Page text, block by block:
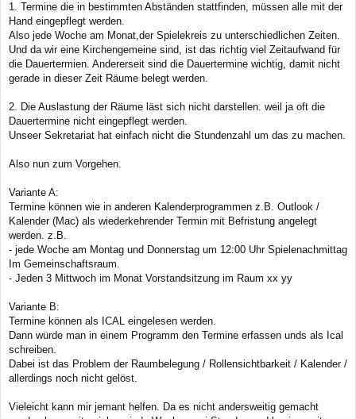
1. Termine die in bestimmten Abständen stattfinden, müssen alle mit der
Hand eingepflegt werden.
Also jede Woche am Monat,der Spielekreis zu unterschiedlichen Zeiten.
Und da wir eine Kirchengemeine sind, ist das richtig viel Zeitaufwand für
die Dauertermien. Andererseit sind die Dauertermine wichtig, damit nicht
gerade in dieser Zeit Räume belegt werden.
2. Die Auslastung der Räume läst sich nicht darstellen. weil ja oft die
Dauertermine nicht eingepflegt werden.
Unseer Sekretariat hat einfach nicht die Stundenzahl um das zu machen.
Also nun zum Vorgehen.
Variante A:
Termine können wie in anderen Kalenderprogrammen z.B. Outlook /
Kalender (Mac) als wiederkehrender Termin mit Befristung angelegt
werden. z.B.
- jede Woche am Montag und Donnerstag um 12:00 Uhr Spielenachmittag
Im Gemeinschaftsraum.
- Jeden 3 Mittwoch im Monat Vorstandsitzung im Raum xx yy
Variante B:
Termine können als ICAL eingelesen werden.
Dann würde man in einem Programm den Termine erfassen unds als Ical
schreiben.
Dabei ist das Problem der Raumbelegung / Rollensichtbarkeit / Kalender /
allerdings noch nicht gelöst.
Vieleicht kann mir jemant helfen. Da es nicht andersweitig gemacht